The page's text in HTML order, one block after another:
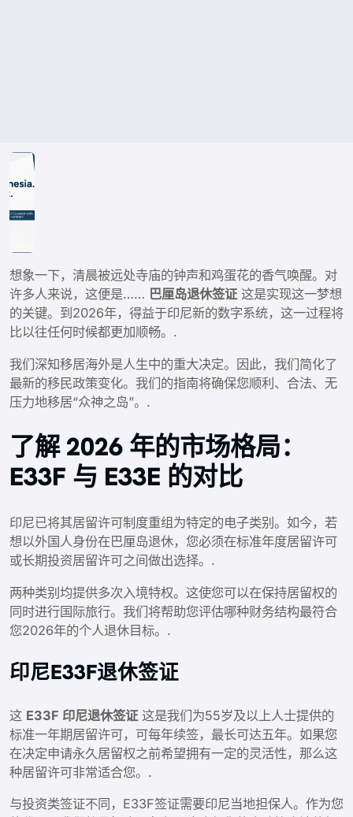
想象一下，清晨被远处寺庙的钟声和鸡蛋花的香气唤醒。对
许多人来说，这便是…… 巴厘岛退休签证这是实现这一梦想
的关键。到2026年，得益于印尼新的数字系统，这一过程将
比以往任何时候都更加顺畅。.
我们深知移居海外是人生中的重大决定。因此，我们简化了
最新的移民政策变化。我们的指南将确保您顺利、合法、无
压力地移居“众神之岛”。.
了解 2026 年的市场格局：
E33F 与 E33E 的对比
印尼已将其居留许可制度重组为特定的电子类别。如今，若
想以外国人身份在巴厘岛退休，您必须在标准年度居留许可
或长期投资居留许可之间做出选择。.
两种类别均提供多次入境特权。这使您可以在保持居留权的
同时进行国际旅行。我们将帮助您评估哪种财务结构最符合
您2026年的个人退休目标。.
印尼E33F退休签证
这 E33F 印尼退休签证 这是我们为55岁及以上人士提供的
标准一年期居留许可，可每年续签，最长可达五年。如果您
在决定申请永久居留权之前希望拥有一定的灵活性，那么这
种居留许可非常适合您。.
与投资类签证不同，E33F签证需要印尼当地担保人。作为您